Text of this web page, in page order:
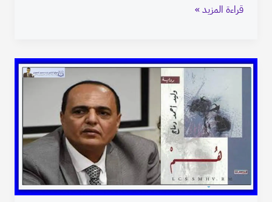
قراءة المزيد »
تناسخ
رواية
هم